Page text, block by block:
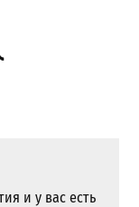
и у вас есть